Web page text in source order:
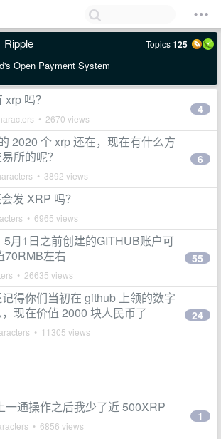
Ripple Topics125
Open Payment System
吗？
• 2670 views
4
2020 个 xrp 还在，现在有什么方
所的呢？
• 3892 views
6
发 XRP 吗？
• 6965 views
月1日之前创建的GITHUB账户可
70RMB左右
• 26635 views
55
得你们当初在 github 上领的数字
现在价值 2000 块人民币了
• 11305 views
24
一通操作之后我少了近 500XRP
• 6856 views
1